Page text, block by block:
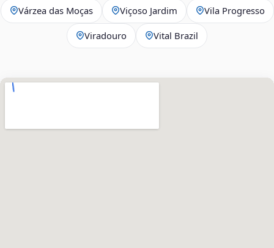
Várzea das Moças Viçoso Jardim Vila Progresso
Viradouro Vital Brazil